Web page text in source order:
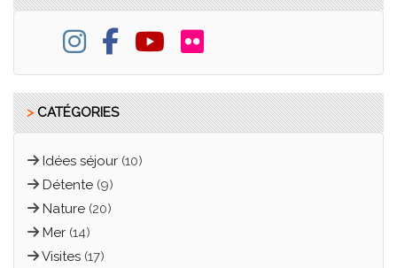
>CATÉGORIES
Idées séjour(10)
Détente(9)
Nature(20)
Mer(14)
Visites(17)